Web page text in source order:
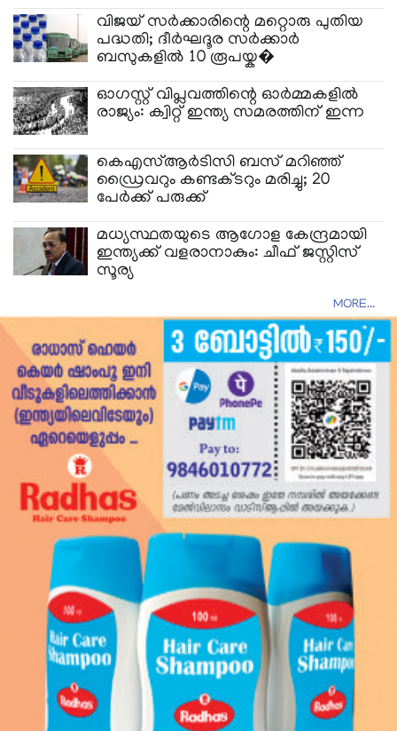
വിജയ് സർക്കാരിന്റെ മറ്റൊരു പുതിയ
പദ്ധതി; ദീർഘദൂര സർക്കാർ
ബസുകളിൽ 10 രൂപയ്ക�
ഓഗസ്റ്റ് വിപ്ലവത്തിന്റെ ഓർമ്മകളിൽ
രാജ്യം: ക്വിറ്റ് ഇന്ത്യ സമരത്തിന് ഇന്ന
കെഎസ്ആർടിസി ബസ് മറിഞ്ഞ്
ഡ്രൈവറും കണ്ടക്ടറും മരിച്ചു; 20
പേർക്ക് പരുക്ക്
മധ്യസ്ഥതയുടെ ആഗോള കേന്ദ്രമായി
ഇന്ത്യക്ക് വളരാനാകും: ചീഫ് ജസ്റ്റിസ്
സൂര്യ
MORE...